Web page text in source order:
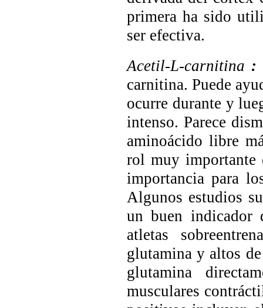
primera ha sido
ser efectiva.
Acetil-L-carnitina :
carnitina. Puede
ocurre durante y
intenso. Parece
aminoácido libre
rol muy importante
importancia para
Algunos estudios
un buen indicador
atletas
glutamina y altos
glutamina
musculares